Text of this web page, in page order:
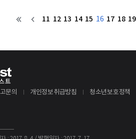
11 12 13 14 15 16 17 18 19
문의 개인정보취급방침 청소년보호정책